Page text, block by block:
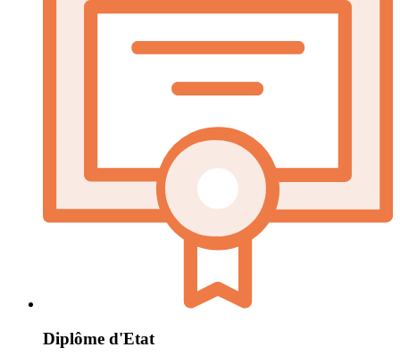
Diplôme d'Etat